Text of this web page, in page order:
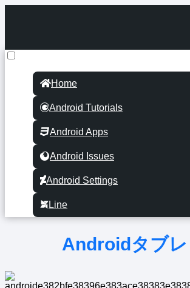
Home
Android Tutorials
Android Apps
Android Issues
Android Settings
Line
Androidタブ